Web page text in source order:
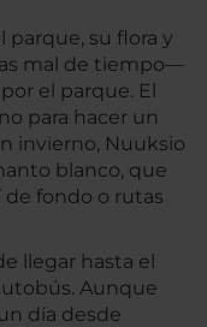
parque, su flora y
mal de tiempo—
el parque. El
para hacer un
invierno, Nuuksio
blanco, que
de fondo o rutas
llegar hasta el
Aunque
día desde